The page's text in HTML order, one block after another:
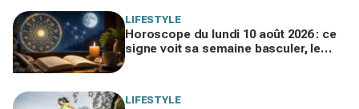
LIFESTYLE
Horoscope du lundi 10 août 2026 : ce
signe voit sa semaine basculer, le
LIFESTYLE